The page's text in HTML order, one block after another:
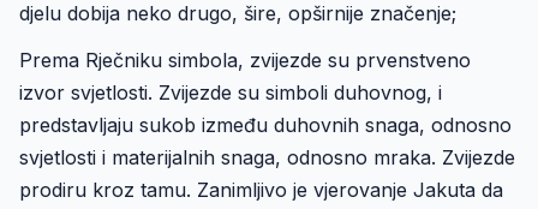
djelu dobija neko drugo, šire, opširnije značenje;
Prema Rječniku simbola, zvijezde su prvenstveno
izvor svjetlosti. Zvijezde su simboli duhovnog, i
predstavljaju sukob između duhovnih snaga, odnosno
svjetlosti i materijalnih snaga, odnosno mraka. Zvijezde
prodiru kroz tamu. Zanimljivo je vjerovanje Jakuta da